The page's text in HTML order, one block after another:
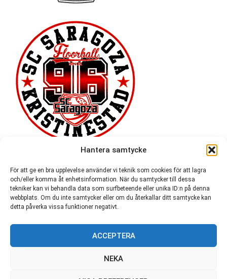
Hantera samtycke
För att ge en bra upplevelse använder vi teknik som cookies för att lagra
och/eller komma åt enhetsinformation. När du samtycker till dessa
tekniker kan vi behandla data som surfbeteende eller unika ID:n på denna
webbplats. Om du inte samtycker eller om du återkallar ditt samtycke kan
detta påverka vissa funktioner negativt.
ACCEPTERA
NEKA